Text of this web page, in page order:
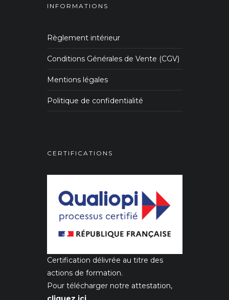
INFORMATIONS
Règlement intérieur
Conditions Générales de Vente (CGV)
Mentions légales
Politique de confidentialité
CERTIFICATIONS
Certification délivrée au titre des
actions de formation.
Pour télécharger notre attestation,